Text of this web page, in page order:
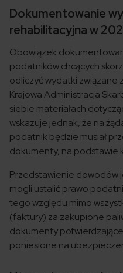
Dokumentowanie
rehabilitacyjna w
Obowiązek
podatników chcących
odliczyć wydatki związane
Krajowa Administracja
siebie materiałach
wskazuje jednak, że na
podatnik będzie musiał
dokumenty, na podstawie
Przedstawienie dowodów
mogli ustalić prawo
tego względu mimo
(faktury) za zakupione
dokumenty
poniesione na